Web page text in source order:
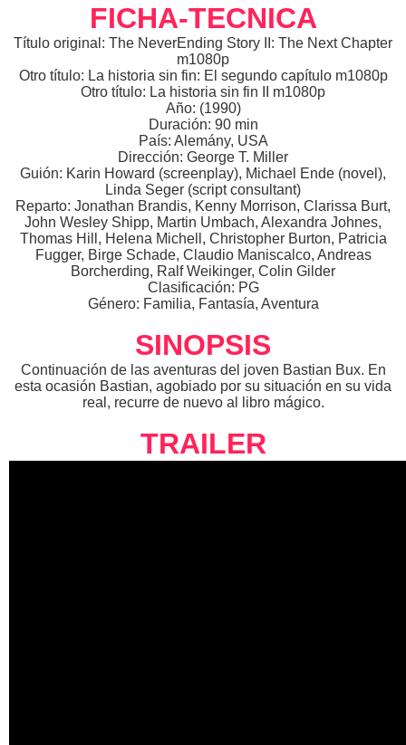
FICHA-TECNICA
Título original: The NeverEnding Story II: The Next Chapter
m1080p
Otro título: La historia sin fin: El segundo capítulo m1080p
Otro título: La historia sin fin II m1080p
Año: (1990)
Duración: 90 min
País: Alemány, USA
Dirección: George T. Miller
Guión: Karin Howard (screenplay), Michael Ende (novel),
Linda Seger (script consultant)
Reparto: Jonathan Brandis, Kenny Morrison, Clarissa Burt,
John Wesley Shipp, Martin Umbach, Alexandra Johnes,
Thomas Hill, Helena Michell, Christopher Burton, Patricia
Fugger, Birge Schade, Claudio Maniscalco, Andreas
Borcherding, Ralf Weikinger, Colin Gilder
Clasificación: PG
Género: Familia, Fantasía, Aventura
SINOPSIS
Continuación de las aventuras del joven Bastian Bux. En
esta ocasión Bastian, agobiado por su situación en su vida
real, recurre de nuevo al libro mágico.
TRAILER